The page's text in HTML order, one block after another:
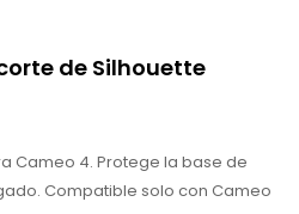
de Silhouette
Cameo 4. Protege la base de
Compatible solo con Cameo